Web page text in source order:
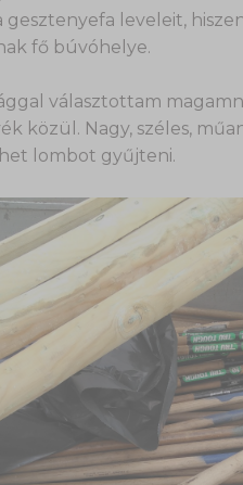
gesztenyefa leveleit,
fő búvóhelye.
választottam
közül. Nagy, széles,
lombot gyűjteni.